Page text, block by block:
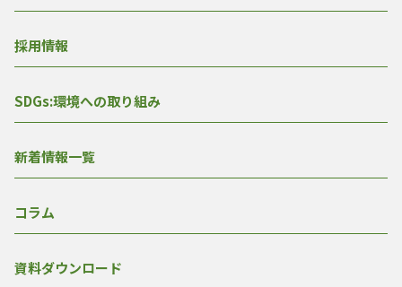
採用情報
SDGs:環境への取り組み
新着情報一覧
コラム
資料ダウンロード